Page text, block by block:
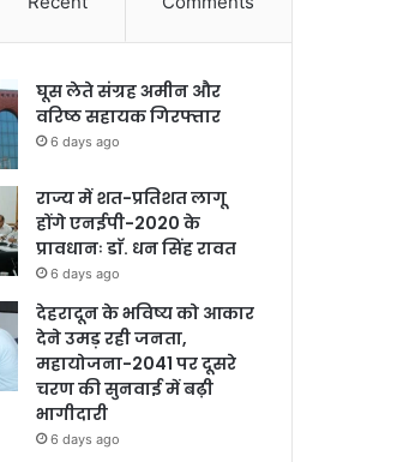
घूस लेते संग्रह अमीन और
वरिष्ठ सहायक गिरफ्तार
6 days ago
राज्य में शत-प्रतिशत लागू
होंगे एनईपी-2020 के
प्रावधानः डाॅ. धन सिंह रावत
6 days ago
देहरादून के भविष्य को आकार
देने उमड़ रही जनता,
महायोजना-2041 पर दूसरे
चरण की सुनवाई में बढ़ी
भागीदारी
6 days ago